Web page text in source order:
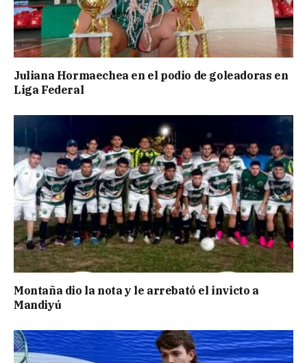
Juliana Hormaechea en el podio de goleadoras en
Liga Federal
Montaña dio la nota y le arrebató el invicto a
Mandiyú